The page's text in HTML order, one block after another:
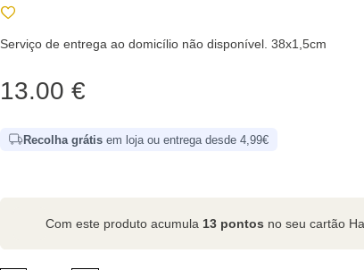
Serviço de entrega ao domicílio não disponível. 38x1,5cm
13.00 €
Recolha grátis em loja ou entrega desde 4,99€
Com este produto acumula 13 pontos no seu cartão